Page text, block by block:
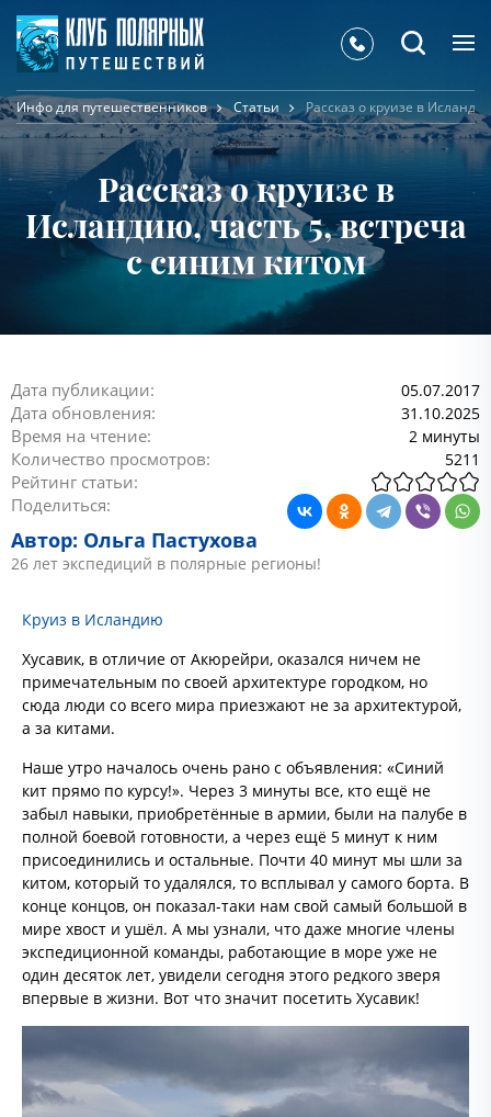
Инфо для путешественников Статьи Рассказ о круизе в
Рассказ о круизе в
Исландию, часть 5, встреча
с синим китом
Автор: Ольга Пастухова
26 лет экспедиций в полярные регионы!
Дата публикации: 05.07.2017
Дата обновления: 31.10.2025
Время на чтение: 2 минуты
Количество просмотров: 5211
Рейтинг статьи:
Поделиться:
Круиз в Исландию
Хусавик, в отличие от Акюрейри, оказался ничем не
примечательным по своей архитектуре городком, но
сюда люди со всего мира приезжают не за архитектурой,
а за китами.
Наше утро началось очень рано с объявления: «Синий
кит прямо по курсу!». Через 3 минуты все, кто ещё не
забыл навыки, приобретённые в армии, были на палубе в
полной боевой готовности, а через ещё 5 минут к ним
присоединились и остальные. Почти 40 минут мы шли за
китом, который то удалялся, то всплывал у самого борта. В
конце концов, он показал-таки нам свой самый большой в
мире хвост и ушёл. А мы узнали, что даже многие члены
экспедиционной команды, работающие в море уже не
один десяток лет, увидели сегодня этого редкого зверя
впервые в жизни. Вот что значит посетить Хусавик!